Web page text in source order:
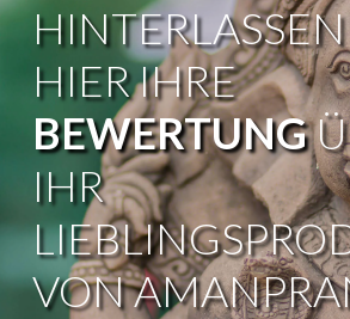
HIER IHRE
BEWERTUNG
IHR
VON